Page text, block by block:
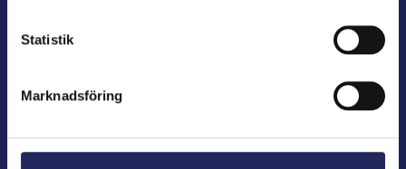
Statistik
Marknadsföring
kulturens väktare och utgivare av marin litteratur.
Bölegatan 2
00240 Helsingfors